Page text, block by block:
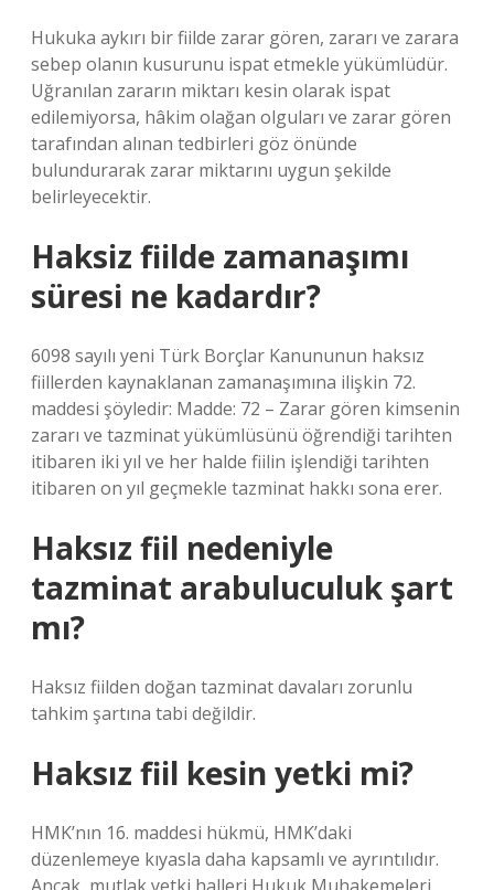
Hukuka aykırı bir fiilde zarar gören, zararı ve zarara
sebep olanın kusurunu ispat etmekle yükümlüdür.
Uğranılan zararın miktarı kesin olarak ispat
edilemiyorsa, hâkim olağan olguları ve zarar gören
tarafından alınan tedbirleri göz önünde
bulundurarak zarar miktarını uygun şekilde
belirleyecektir.
Haksiz fiilde zamanaşımı
süresi ne kadardır?
6098 sayılı yeni Türk Borçlar Kanununun haksız
fiillerden kaynaklanan zamanaşımına ilişkin 72.
maddesi şöyledir: Madde: 72 – Zarar gören kimsenin
zararı ve tazminat yükümlüsünü öğrendiği tarihten
itibaren iki yıl ve her halde fiilin işlendiği tarihten
itibaren on yıl geçmekle tazminat hakkı sona erer.
Haksız fiil nedeniyle
tazminat arabuluculuk şart
mı?
Haksız fiilden doğan tazminat davaları zorunlu
tahkim şartına tabi değildir.
Haksız fiil kesin yetki mi?
HMK’nın 16. maddesi hükmü, HMK’daki
düzenlemeye kıyasla daha kapsamlı ve ayrıntılıdır.